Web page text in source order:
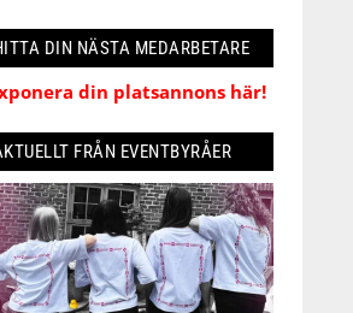
DIN NÄSTA MEDARBETARE
din platsannons här!
FRÅN EVENTBYRÅER